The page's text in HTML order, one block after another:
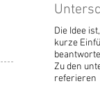
Die Idee
kurze
Zu den
referieren